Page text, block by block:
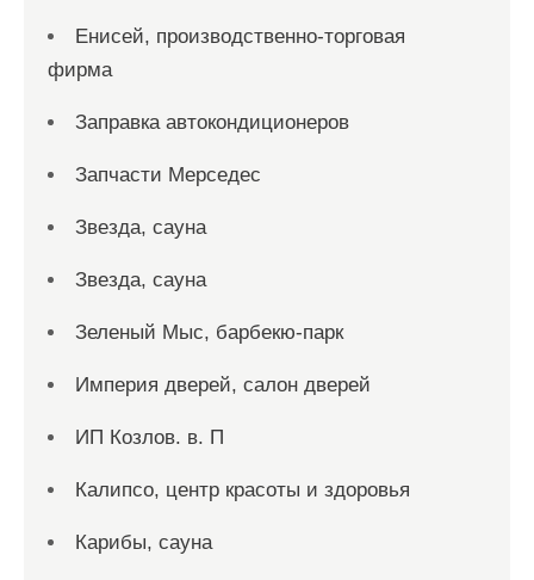
Енисей, производственно-торговая
фирма
Заправка автокондиционеров
Запчасти Мерседес
Звезда, сауна
Звезда, сауна
Зеленый Мыс, барбекю-парк
Империя дверей, салон дверей
ИП Козлов. в. П
Калипсо, центр красоты и здоровья
Карибы, сауна